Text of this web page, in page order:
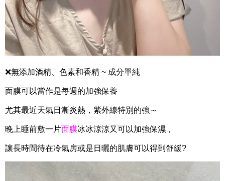
❌無添加酒精、色素和香精 ~ 成分單純
面膜可以當作是每週的加強保養
尤其最近天氣日漸炎熱，紫外線特別的強～
晚上睡前敷一片面膜冰冰涼涼又可以加強保濕，
讓長時間待在冷氣房或是日曬的肌膚可以得到舒緩?